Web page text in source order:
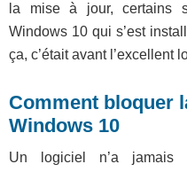
la mise à jour, certains
Windows 10 qui s’est
ça, c’était avant l’excellent
Comment bloquer
Windows 10
Un logiciel n’a